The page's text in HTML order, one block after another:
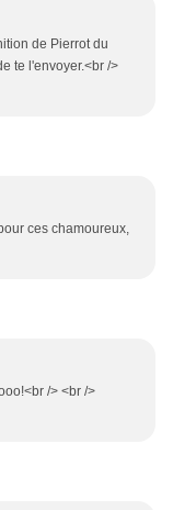
de Pierrot du
te l'envoyer.<br />
ces chamoureux,
/> <br />